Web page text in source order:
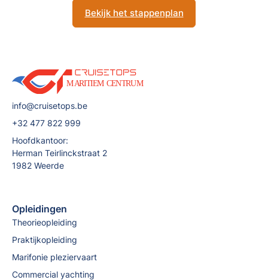
Bekijk het stappenplan
info@cruisetops.be
+32 477 822 999
Hoofdkantoor:
Herman Teirlinckstraat 2
1982 Weerde
Opleidingen
Theorieopleiding
Praktijkopleiding
Marifonie pleziervaart
Commercial yachting